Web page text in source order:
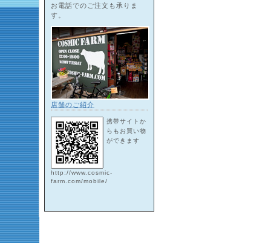
お電話でのご注文も承りま
す。
店舗のご紹介
携帯サイトか
らもお買い物
ができます
http://www.cosmic-
farm.com/mobile/